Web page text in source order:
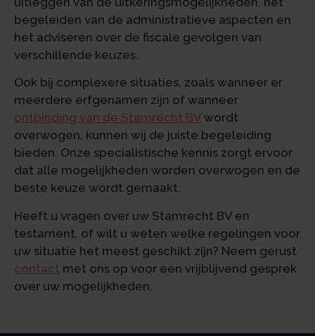
begeleiden van de administratieve aspecten en
het adviseren over de fiscale gevolgen van
verschillende keuzes.
Ook bij complexere situaties, zoals wanneer er
meerdere erfgenamen zijn of wanneer
ontbinding van de Stamrecht BV wordt
overwogen, kunnen wij de juiste begeleiding
bieden. Onze specialistische kennis zorgt ervoor
dat alle mogelijkheden worden overwogen en de
beste keuze wordt gemaakt.
Heeft u vragen over uw Stamrecht BV en
testament, of wilt u weten welke regelingen voor
uw situatie het meest geschikt zijn? Neem gerust
contact met ons op voor een vrijblijvend gesprek
over uw mogelijkheden.